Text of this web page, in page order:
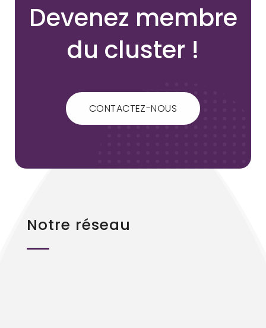
Devenez membre
du cluster !
CONTACTEZ-NOUS
Notre réseau